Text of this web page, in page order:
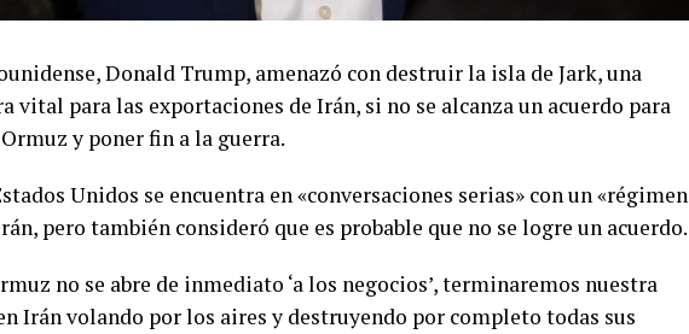
Donald Trump, amenazó con destruir la isla de Jark, una
vital para las exportaciones de Irán, si no se alcanza un acuerdo para
y poner fin a la guerra.
Unidos se encuentra en «conversaciones serias» con un «régimen
pero también consideró que es probable que no se logre un acuerdo.
no se abre de inmediato ‘a los negocios’, terminaremos nuestra
en Irán volando por los aires y destruyendo por completo todas sus